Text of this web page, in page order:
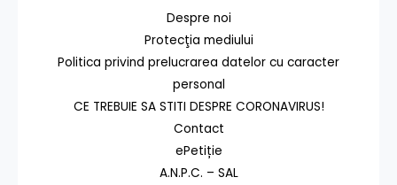
Despre noi
Protecţia mediului
Politica privind prelucrarea datelor cu caracter
personal
CE TREBUIE SA STITI DESPRE CORONAVIRUS!
Contact
ePetiție
A.N.P.C. – SAL